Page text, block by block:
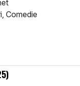
Comedie